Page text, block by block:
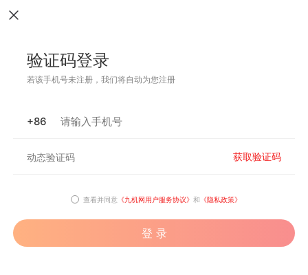
验证码登录
若该手机号未注册，我们将自动为您注册
+86
获取验证码
查看并同意 《九机网用户服务协议》 和 《隐私政策》
登 录